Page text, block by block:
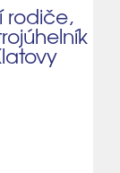
rodiče,